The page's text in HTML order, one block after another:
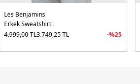
Les Benjamins
Erkek Sweatshirt
4.999,00TL3.749,25TL -%25